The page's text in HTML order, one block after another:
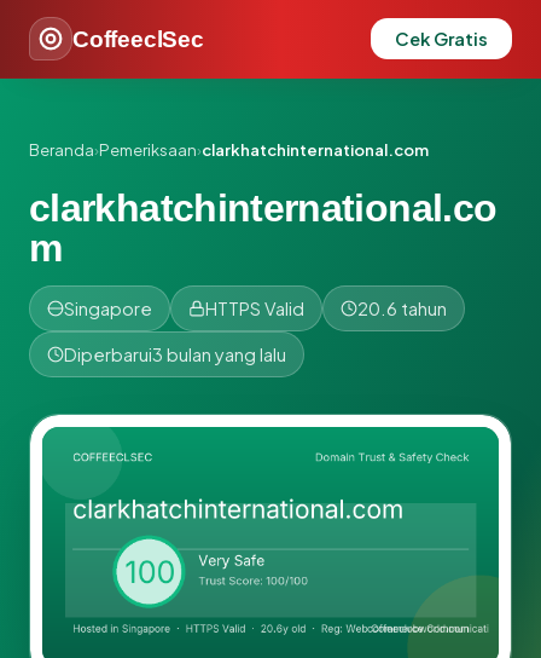
CoffeeclSec Cek Gratis
Beranda›Pemeriksaan›clarkhatchinternational.com
clarkhatchinternational.co
m
Singapore HTTPS Valid 20.6 tahun
Diperbarui3 bulan yang lalu